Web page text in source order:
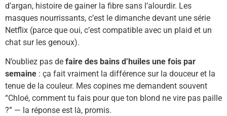
d’argan, histoire de gainer la fibre sans l’alourdir. Les
masques nourrissants, c’est le dimanche devant une série
Netflix (parce que oui, c’est compatible avec un plaid et un
chat sur les genoux).
N’oubliez pas de faire des bains d’huiles une fois par
semaine : ça fait vraiment la différence sur la douceur et la
tenue de la couleur. Mes copines me demandent souvent
“Chloé, comment tu fais pour que ton blond ne vire pas paille
?” — la réponse est là, promis.